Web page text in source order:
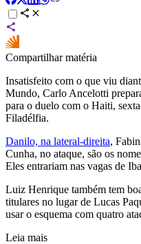
Compartilhar matéria
Insatisfeito com o que viu
Mundo, Carlo Ancelotti
para o duelo com o Haiti,
Filadélfia.
Danilo, na lateral-direita,
Cunha, no ataque, são os
Eles entrariam nas vagas de
Luiz Henrique também tem
titulares no lugar de Lucas
usar o esquema com quatro
Leia mais